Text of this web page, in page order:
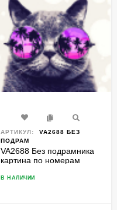
АРТИКУЛ:
VA2688 БЕЗ
ПОДРАМ
VA2688 Без подрамника
картина по номерам
В НАЛИЧИИ